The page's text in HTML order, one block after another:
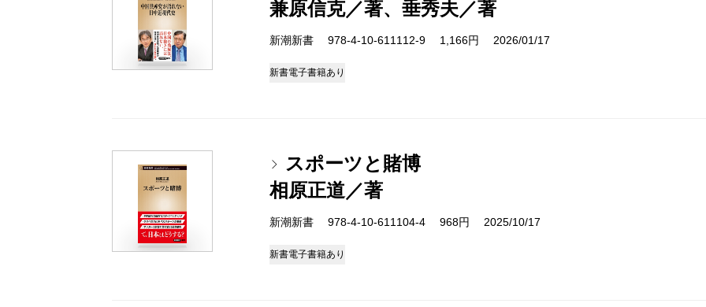
兼原信克／著、垂秀夫／著
新潮新書 978-4-10-611112-9 1,166円 2026/01/17
新書電子書籍あり
スポーツと賭博
相原正道／著
新潮新書 978-4-10-611104-4 968円 2025/10/17
新書電子書籍あり